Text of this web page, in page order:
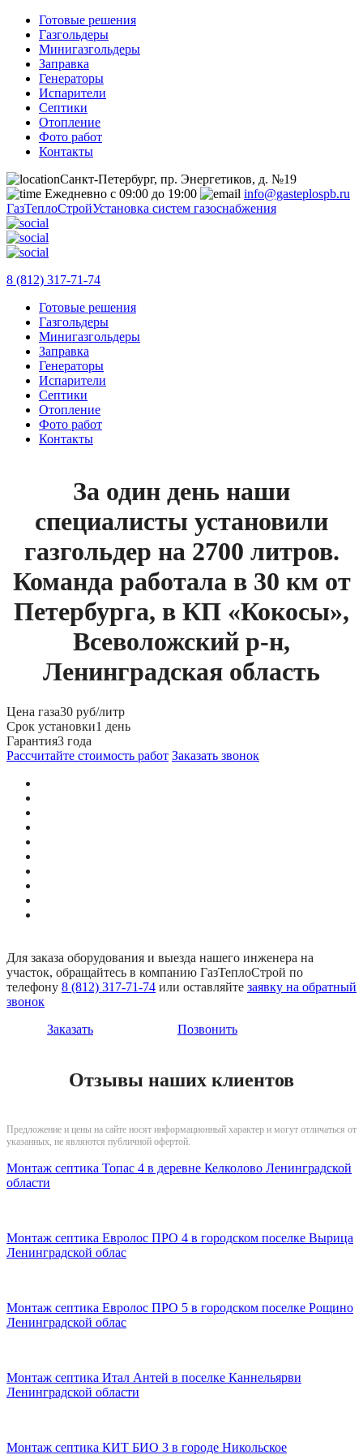
Готовые решения
Газгольдеры
Минигазгольдеры
Заправка
Генераторы
Испарители
Септики
Отопление
Фото работ
Контакты
Санкт-Петербург, пр. Энергетиков, д. №19
Ежедневно с 09:00 до 19:00
info@gasteplospb.ru
ГазТеплоСтройУстановка систем газоснабжения
8 (812) 317-71-74
Готовые решения
Газгольдеры
Минигазгольдеры
Заправка
Генераторы
Испарители
Септики
Отопление
Фото работ
Контакты
За один день наши
специалисты установили
газгольдер на 2700 литров.
Команда работала в 30 км от
Петербурга, в КП «Кокосы»,
Всеволожский р-н,
Ленинградская область
Цена газа30 руб/литр
Срок установки1 день
Гарантия3 года
Рассчитайте стоимость работ Заказать звонок
Для заказа оборудования и выезда нашего инженера на
участок, обращайтесь в компанию ГазТеплоСтрой по
телефону 8 (812) 317-71-74 или оставляйте заявку на обратный
звонок
Заказать
Позвонить
Отзывы наших клиентов
Предложение и цены на сайте носят информационный характер и могут отличаться от
указанных, не являются публичной офертой.
Монтаж септика Топас 4 в деревне Келколово Ленинградской
области
Монтаж септика Евролос ПРО 4 в городском поселке Вырица
Ленинградской облас
Монтаж септика Евролос ПРО 5 в городском поселке Рощино
Ленинградской облас
Монтаж септика Итал Антей в поселке Каннельярви
Ленинградской области
Монтаж септика КИТ БИО 3 в городе Никольское